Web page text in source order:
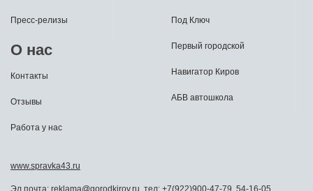
Пресс-релизы
О нас
Контакты
Отзывы
Работа у нас
Под Ключ
Первый городской
Навигатор Киров
АБВ автошкола
www.spravka43.ru
Эл.почта: reklama@gorodkirov.ru , тел: +7(922)900-47-79 54-16-05